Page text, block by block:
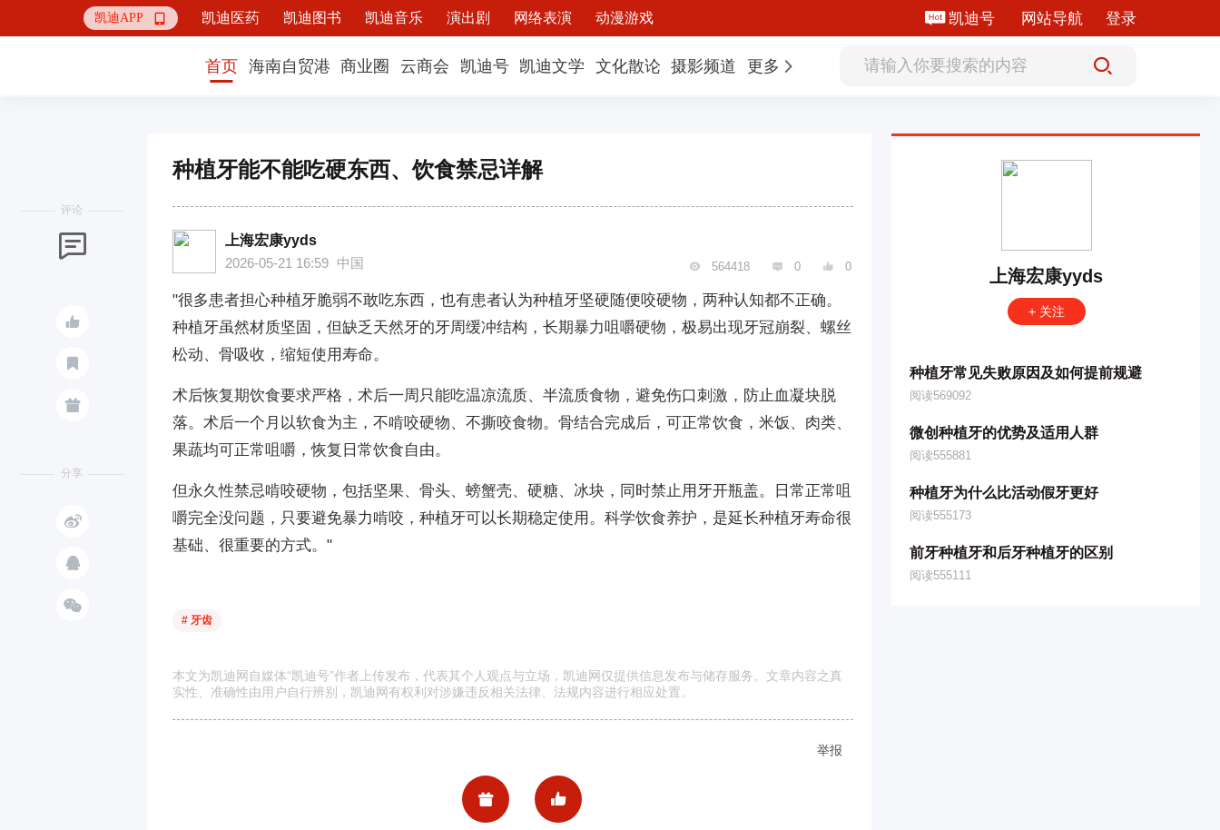
凯迪APP  凯迪医药 凯迪图书 凯迪音乐 演出剧 网络表演 动漫游戏 凯迪号 网站导航 登录
首页 海南自贸港 商业圈 云商会 凯迪号 凯迪文学 文化散论 摄影频道 更多
评论



分享



种植牙能不能吃硬东西、饮食禁忌详解
上海宏康yyds
2026-05-21 16:59 中国  564418  0  0
"很多患者担心种植牙脆弱不敢吃东西，也有患者认为种植牙坚硬随便咬硬物，两种认知都不正确。
种植牙虽然材质坚固，但缺乏天然牙的牙周缓冲结构，长期暴力咀嚼硬物，极易出现牙冠崩裂、螺丝
松动、骨吸收，缩短使用寿命。
术后恢复期饮食要求严格，术后一周只能吃温凉流质、半流质食物，避免伤口刺激，防止血凝块脱
落。术后一个月以软食为主，不啃咬硬物、不撕咬食物。骨结合完成后，可正常饮食，米饭、肉类、
果蔬均可正常咀嚼，恢复日常饮食自由。
但永久性禁忌啃咬硬物，包括坚果、骨头、螃蟹壳、硬糖、冰块，同时禁止用牙开瓶盖。日常正常咀
嚼完全没问题，只要避免暴力啃咬，种植牙可以长期稳定使用。科学饮食养护，是延长种植牙寿命很
基础、很重要的方式。"
# 牙齿
本文为凯迪网自媒体“凯迪号”作者上传发布，代表其个人观点与立场，凯迪网仅提供信息发布与储存服务。文章内容之真
实性、准确性由用户自行辨别，凯迪网有权利对涉嫌违反相关法律、法规内容进行相应处置。
举报
 
上海宏康yyds
+ 关注
种植牙常见失败原因及如何提前规避
阅读569092
微创种植牙的优势及适用人群
阅读555881
种植牙为什么比活动假牙更好
阅读555173
前牙种植牙和后牙种植牙的区别
阅读555111